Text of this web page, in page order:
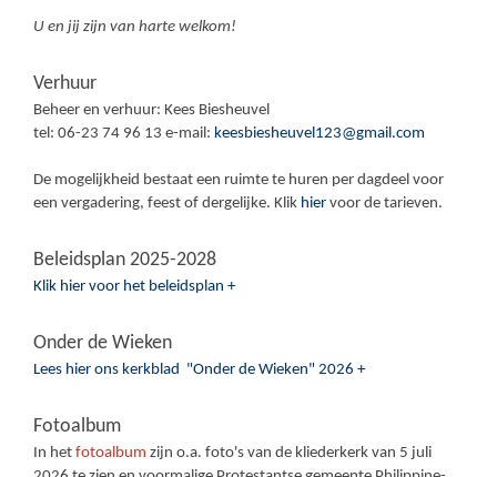
U en jij zijn van harte welkom!
Verhuur
Beheer en verhuur: Kees Biesheuvel
tel: 06-23 74 96 13 e-mail: keesbiesheuvel123@gmail.com
De mogelijkheid bestaat een ruimte te huren per dagdeel voor
een vergadering, feest of dergelijke. Klik hier voor de tarieven.
Beleidsplan 2025-2028
Klik hier voor het beleidsplan +
Onder de Wieken
Lees hier ons kerkblad "Onder de Wieken" 2026 +
Fotoalbum
In het fotoalbum zijn o.a. foto's van de kliederkerk van 5 juli